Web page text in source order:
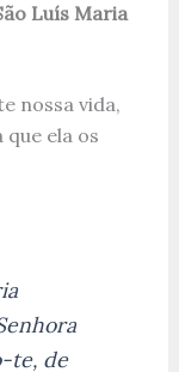
Luís Maria
nossa vida,
ela os
te, de